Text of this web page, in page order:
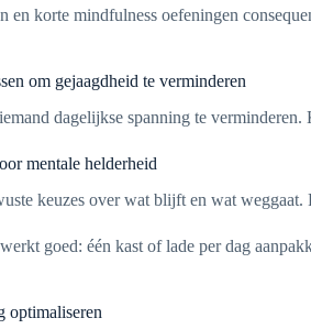
en korte mindfulness oefeningen
om gejaagdheid te verminderen
dagelijkse spanning te
mentale helderheid
keuzes over wat blijft en wat
goed: één kast of lade per dag
optimaliseren